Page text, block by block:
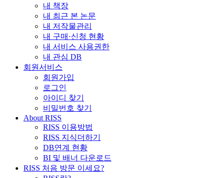
내 책장
내 최근 본 논문
내 저작물관리
내 구매·신청 현황
내 서비스 사용권한
내 관심 DB
회원서비스
회원가입
로그인
아이디 찾기
비밀번호 찾기
About RISS
RISS 이용방법
RISS 지식더하기
DB연계 현황
BI 및 배너 다운로드
RISS 처음 방문 이세요?